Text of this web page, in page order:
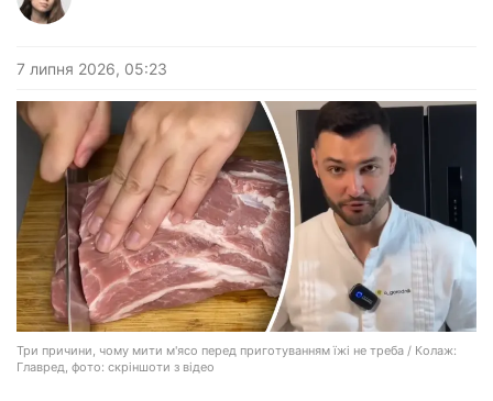
7 липня 2026, 05:23
Три причини, чому мити м'ясо перед приготуванням їжі не треба / Колаж:
Главред, фото: скріншоти з відео